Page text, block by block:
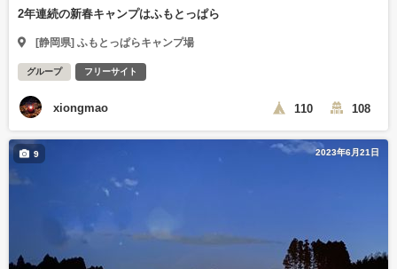
2年連続の新春キャンプはふもとっぱら
[静岡県] ふもとっぱらキャンプ場
グループ フリーサイト
xiongmao 110 108
2023年6月21日
9